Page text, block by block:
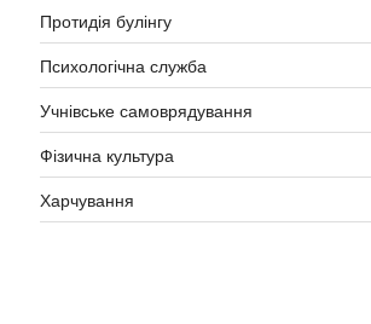
Протидія булінгу
Психологічна служба
Учнівське самоврядування
Фізична культура
Харчування